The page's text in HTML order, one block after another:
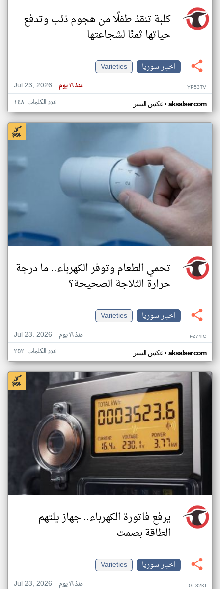
كلبة تنقذ طفلًا من هجوم ذئب وتدفع
حياتها ثمنًا لشجاعتها
اخبار سوريا
Varieties
Jul 23, 2026
منذ ١٦ يوم YP53TV
عكس السير• aksalser.com عدد الكلمات: ١٤٨
تحمي الطعام وتوفر الكهرباء.. ما درجة
حرارة الثلاجة الصحيحة؟
اخبار سوريا
Varieties
Jul 23, 2026
منذ ١٦ يوم FZ74IC
عكس السير• aksalser.com عدد الكلمات: ٢٥٢
يرفع فاتورة الكهرباء.. جهاز يلتهم
الطاقة بصمت
اخبار سوريا
Varieties
Jul 23, 2026
منذ ١٦ يوم GL32KI